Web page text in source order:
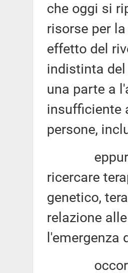
che oggi si
risorse per
effetto del
indistinta
una parte a
insufficiente
persone,
eppure,
ricercare
genetico,
relazione
occorre